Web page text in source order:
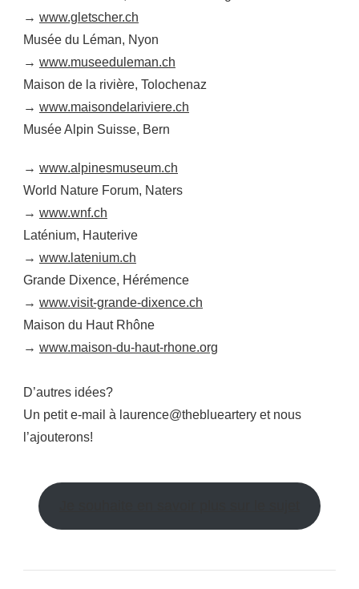
→ www.gletscher.ch
Musée du Léman, Nyon
→ www.museeduleman.ch
Maison de la rivière, Tolochenaz
→ www.maisondelariviere.ch
Musée Alpin Suisse, Bern
→ www.alpinesmuseum.ch
World Nature Forum, Naters
→ www.wnf.ch
Laténium, Hauterive
→ www.latenium.ch
Grande Dixence, Hérémence
→ www.visit-grande-dixence.ch
Maison du Haut Rhône
→ www.maison-du-haut-rhone.org
D’autres idées?
Un petit e-mail à laurence@theblueartery et nous
l’ajouterons!